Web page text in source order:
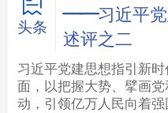
城市 旅游
彩票 娱乐
公益 一带一路
头条
——习近平党
述评之二
习近平党建思想指引新
面，以把握大势、擘画
动，引领亿万人民向着